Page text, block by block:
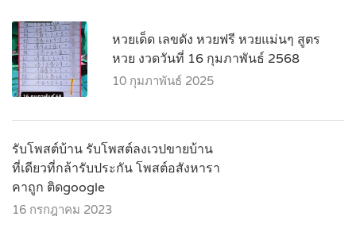
หวยเด็ด เลขดัง หวยฟรี หวยแม่นๆ สูตร
หวย งวดวันที่ 16 กุมภาพันธ์ 2568
10 กุมภาพันธ์ 2025
รับโพสต์บ้าน รับโพสต์ลงเวปขายบ้าน
ที่เดียวที่กล้ารับประกัน โพสต์อสังหารา
คาถูก ติดgoogle
16 กรกฎาคม 2023